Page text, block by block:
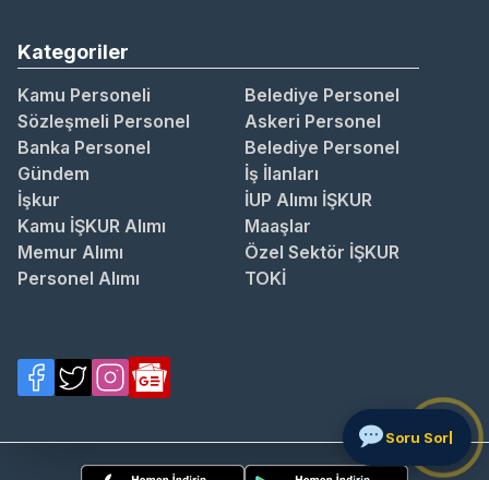
Kategoriler
Kamu Personeli
Belediye Personel
Sözleşmeli Personel
Askeri Personel
Banka Personel
Belediye Personel
Gündem
İş İlanları
İşkur
İUP Alımı İŞKUR
Kamu İŞKUR Alımı
Maaşlar
Memur Alımı
Özel Sektör İŞKUR
Personel Alımı
TOKİ
So